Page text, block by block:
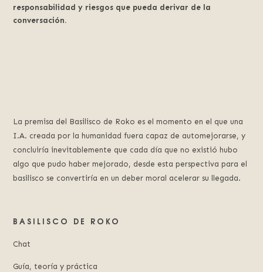
responsabilidad y riesgos que pueda derivar de la
conversación.
La premisa del Basilisco de Roko es el momento en el que una
I.A. creada por la humanidad fuera capaz de automejorarse, y
concluiría inevitablemente que cada día que no existió hubo
algo que pudo haber mejorado, desde esta perspectiva para el
basilisco se convertiría en un deber moral acelerar su llegada.
BASILISCO DE ROKO
Chat
Guía, teoría y práctica